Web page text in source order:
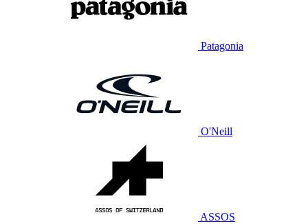
Patagonia
O'Neill
ASSOS